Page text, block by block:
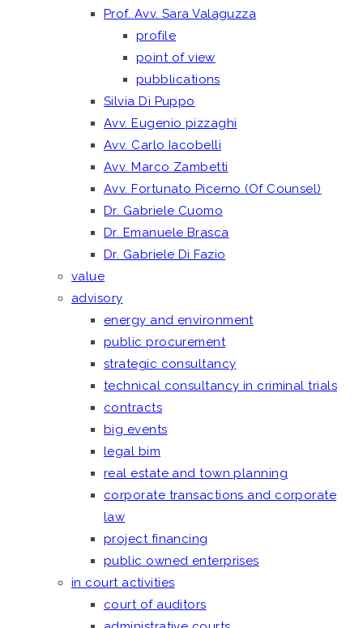
Prof. Avv. Sara Valaguzza
profile
point of view
pubblications
Silvia Di Puppo
Avv. Eugenio pizzaghi
Avv. Carlo Iacobelli
Avv. Marco Zambetti
Avv. Fortunato Picerno (Of Counsel)
Dr. Gabriele Cuomo
Dr. Emanuele Brasca
Dr. Gabriele Di Fazio
value
advisory
energy and environment
public procurement
strategic consultancy
technical consultancy in criminal trials
contracts
big events
legal bim
real estate and town planning
corporate transactions and corporate
law
project financing
public owned enterprises
in court activities
court of auditors